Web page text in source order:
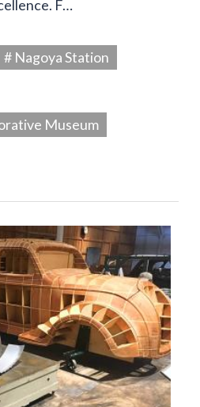
F…
# Nagoya Station
Museum